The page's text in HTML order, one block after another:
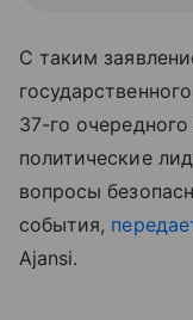
С таким
37-го
политические
вопросы
события,
Ajansi.